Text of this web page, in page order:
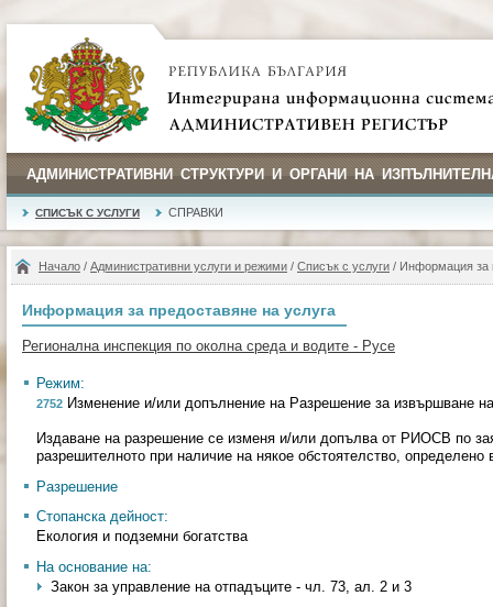
АДМИНИСТРАТИВНИ СТРУКТУРИ И ОРГАНИ НА
СПИСЪК С УСЛУГИ СПРАВКИ
Начало / Административни услуги и режими / Списък с услуги / Информация за
Информация за предоставяне на услуга
Регионална инспекция по околна среда и водите - Русе
Режим:
2752 Изменение и/или допълнение на Разрешение за извършване
Издаване на разрешение се изменя и/или допълва от РИОСВ по
разрешителното при наличие на някое обстоятелство, определено
Разрешение
Стопанска дейност:
Екология и подземни богатства
На основание на:
Закон за управление на отпадъците - чл. 73, ал. 2 и 3